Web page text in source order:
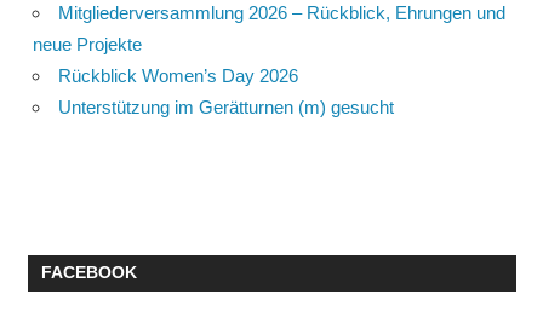
Mitgliederversammlung 2026 – Rückblick, Ehrungen und
neue Projekte
Rückblick Women’s Day 2026
Unterstützung im Gerätturnen (m) gesucht
FACEBOOK